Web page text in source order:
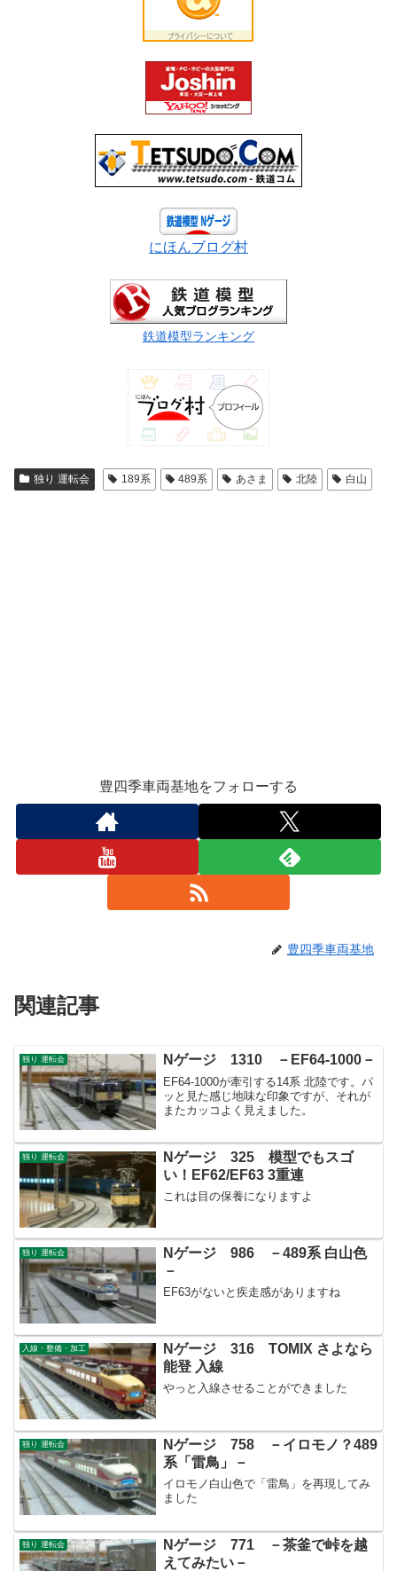
にほんブログ村
鉄道模型ランキング
独り 運転会 189系 489系 あさま 北陸 白山
豊四季車両基地をフォローする
豊四季車両基地
関連記事
独り 運転会 Nゲージ 1310 －EF64-1000－
EF64-1000が牽引する14系 北陸です。パ
ッと見た感じ地味な印象ですが、それが
またカッコよく見えました。
独り 運転会
Nゲージ 325 模型でもスゴ
い！EF62/EF63 3重連
これは目の保養になりますよ
独り 運転会
Nゲージ 986 －489系 白山色
－
EF63がないと疾走感がありますね
入線・整備・加工
Nゲージ 316 TOMIX さよなら
能登 入線
やっと入線させることができました
独り 運転会
Nゲージ 758 －イロモノ？489
系「雷鳥」－
イロモノ白山色で「雷鳥」を再現してみ
ました
独り 運転会
Nゲージ 771 －茶釜で峠を越
えてみたい－